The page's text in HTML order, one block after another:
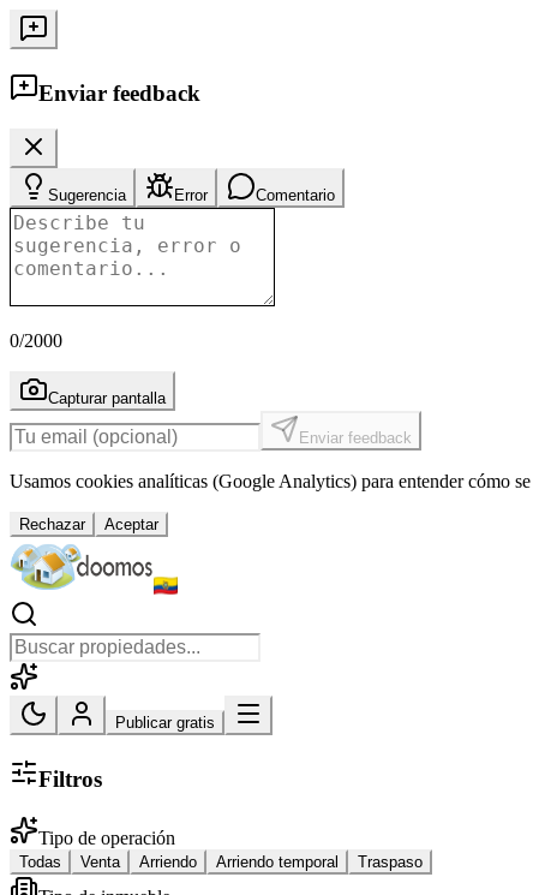
Enviar feedback
Sugerencia Error Comentario
0/2000
Capturar pantalla
Enviar feedback
Usamos cookies analíticas (Google Analytics) para entender cómo
Rechazar Aceptar
Publicar gratis
Filtros
Tipo de operación
Todas Venta Arriendo Arriendo temporal Traspaso